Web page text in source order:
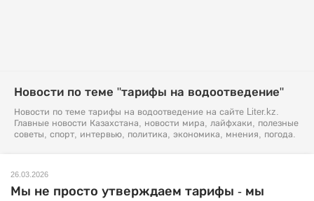
Новости по теме "тарифы на водоотведение"
Новости по теме тарифы на водоотведение на сайте Liter.kz.
Главные новости Казахстана, новости мира, лайфхаки, полезные
советы, спорт, интервью, политика, экономика, мнения, погода.
26.03.2026
Мы не просто утверждаем тарифы - мы